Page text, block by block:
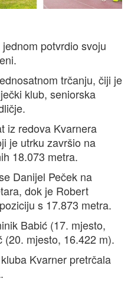
potvrdio svoju
trčanju, čiji je
klub, seniorska
iz redova Kvarnera
je utrku završio na
18.073 metra.
Danijel Peček na
dok je Robert
s 17.873 metra.
Babić (17. mjesto,
(20. mjesto, 16.422 m).
Kvarner pretrčala